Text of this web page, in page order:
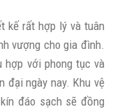
kế rất hợp lý và tuân
vượng cho gia đình.
hợp với phong tục và
đại ngày nay. Khu vệ
đáo sạch sẽ đồng